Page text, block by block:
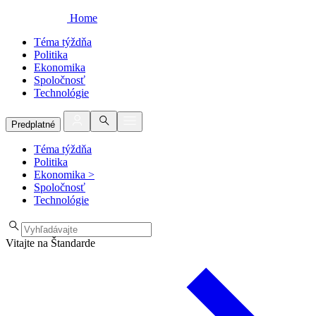
Home
Téma týždňa
Politika
Ekonomika
Spoločnosť
Technológie
Predplatné
Téma týždňa
Politika
Ekonomika >
Spoločnosť
Technológie
Vitajte na Štandarde